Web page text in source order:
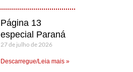
Página 13
especial Paraná
27 de julho de 2026
Descarregue/Leia mais »